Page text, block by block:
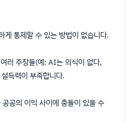
통제할 수 있는 방법이 없습니다.
러 주장들(예: AI는 의식이 없다,
득력이 부족합니다.
공의 이익 사이에 충돌이 있을 수